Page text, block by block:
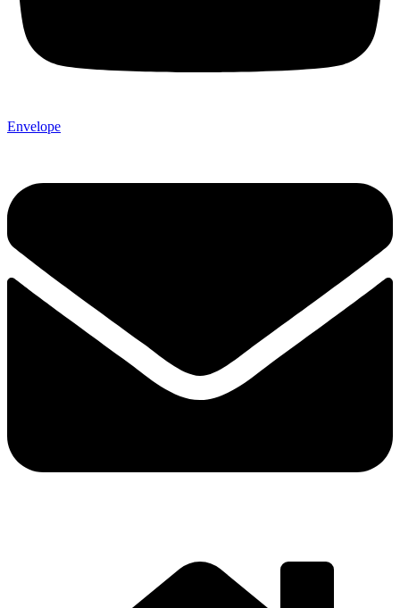
Envelope